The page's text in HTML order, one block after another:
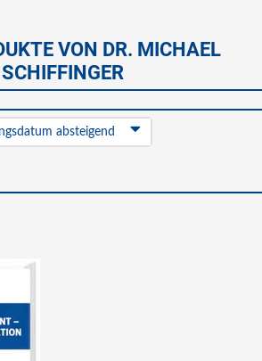
VON DR. MICHAEL
SCHIFFINGER
absteigend